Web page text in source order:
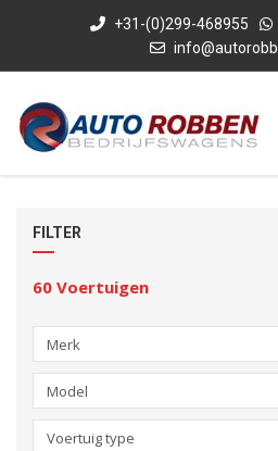
+31-(0)299-468955
FILTER
60 Voertuigen
Merk
Model
Voertuig type